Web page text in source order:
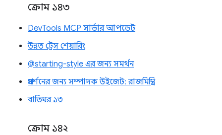
ক্রোম ১৪৩
DevTools MCP সার্ভার আপডেট
উন্নত ট্রেস শেয়ারিং
@starting-style এর জন্য সমর্থন
প্রদর্শনের জন্য সম্পাদক উইজেট: রাজমিস্ত্রি
বাতিঘর ১৩
ক্রোম ১৪২